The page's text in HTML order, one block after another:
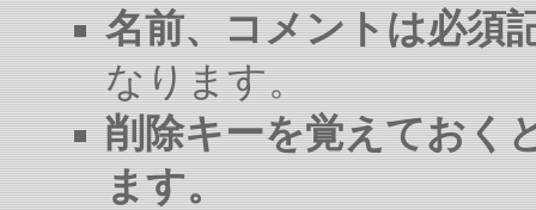
名前、コメントは必須
なります。
削除キーを覚えておく
ます。